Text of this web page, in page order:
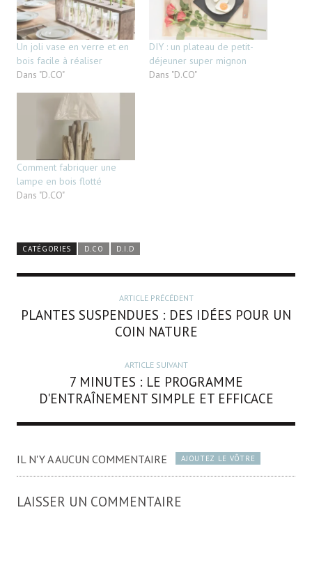
Un joli vase en verre et en
bois facile à réaliser
Dans "D.CO"
DIY : un plateau de petit-
déjeuner super mignon
Dans "D.CO"
Comment fabriquer une
lampe en bois flotté
Dans "D.CO"
CATÉGORIES D.CO D.I.D
ARTICLE PRÉCÉDENT
PLANTES SUSPENDUES : DES IDÉES POUR UN
COIN NATURE
ARTICLE SUIVANT
7 MINUTES : LE PROGRAMME
D'ENTRAÎNEMENT SIMPLE ET EFFICACE
IL N'Y A AUCUN COMMENTAIRE AJOUTEZ LE VÔTRE
LAISSER UN COMMENTAIRE